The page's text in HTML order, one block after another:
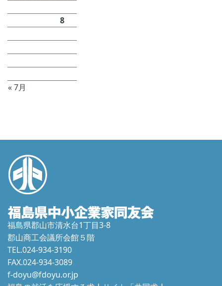
« 7月
8
福島県郡山市清水台1丁目3-8
郡山商工会議所会館５階
TEL.024-934-3190
FAX.024-934-3089
f-doyu@fdoyu.or.jp